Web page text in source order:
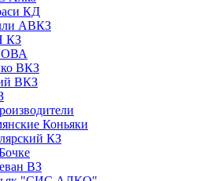
КД
АВКЗ
КЗ
ВКЗ
ВКЗ
Коньяки
КЗ
ВЗ